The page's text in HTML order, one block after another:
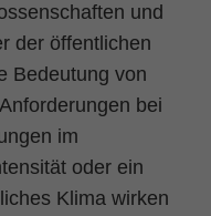
und
der öffentlichen
Bedeutung von
bei
im
oder ein
Klima wirken
Identifikation